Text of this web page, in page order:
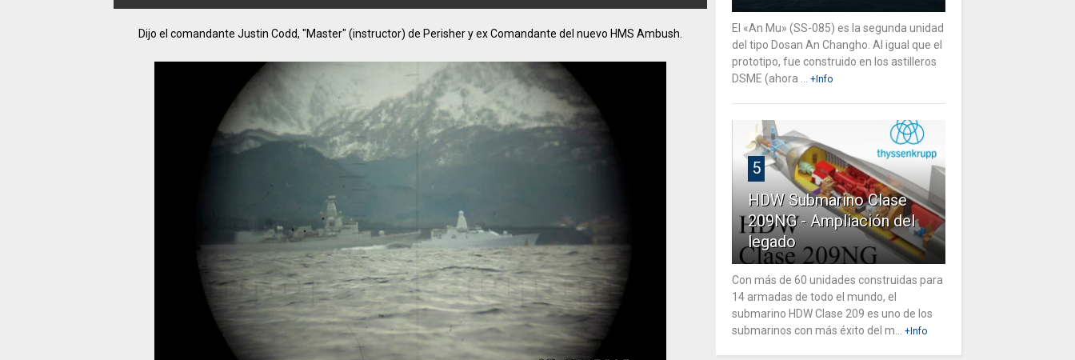
Dijo el comandante Justin Codd, "Master" (instructor) de Perisher y ex Comandante del nuevo HMS Ambush.
El «An Mu» (SS-085) es la segunda unidad
del tipo Dosan An Changho. Al igual que el
prototipo, fue construido en los astilleros
DSME (ahora ...
+Info
5
HDW Submarino Clase
209NG - Ampliación del
legado
Con más de 60 unidades construidas para
14 armadas de todo el mundo, el
submarino HDW Clase 209 es uno de los
submarinos con más éxito del m...
+Info